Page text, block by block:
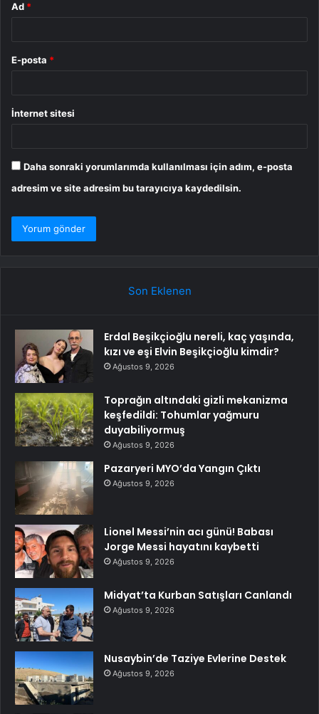
Ad *
E-posta *
İnternet sitesi
Daha sonraki yorumlarımda kullanılması için adım, e-posta
adresim ve site adresim bu tarayıcıya kaydedilsin.
Son Eklenen
Erdal Beşikçioğlu nereli, kaç yaşında,
kızı ve eşi Elvin Beşikçioğlu kimdir?
Ağustos 9, 2026
Toprağın altındaki gizli mekanizma
keşfedildi: Tohumlar yağmuru
duyabiliyormuş
Ağustos 9, 2026
Pazaryeri MYO’da Yangın Çıktı
Ağustos 9, 2026
Lionel Messi’nin acı günü! Babası
Jorge Messi hayatını kaybetti
Ağustos 9, 2026
Midyat’ta Kurban Satışları Canlandı
Ağustos 9, 2026
Nusaybin’de Taziye Evlerine Destek
Ağustos 9, 2026